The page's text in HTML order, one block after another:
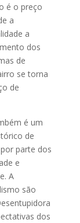
é o preço
a
a
dos
de
se torna
de
é um
de
parte dos
e
A
são
dos